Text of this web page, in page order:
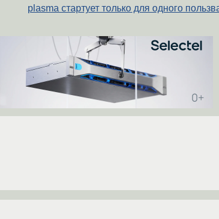
plasma стартует только для одного